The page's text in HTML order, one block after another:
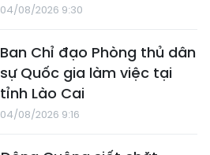
04/08/2026 9:30
Ban Chỉ đạo Phòng thủ dân
sự Quốc gia làm việc tại
tỉnh Lào Cai
04/08/2026 9:16